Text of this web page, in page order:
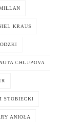
KRAUS
CHLUPOVA
STOBIECKI
ANIOŁA